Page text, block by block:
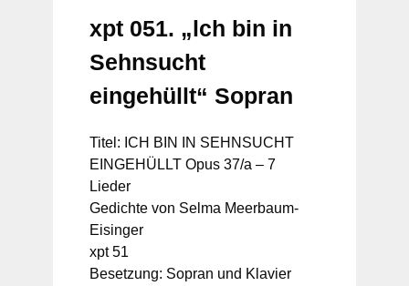
xpt 051. „lch bin in
Sehnsucht
eingehüllt“ Sopran
Titel: ICH BIN IN SEHNSUCHT
EINGEHÜLLT Opus 37/a – 7
Lieder
Gedichte von Selma Meerbaum-
Eisinger
xpt 51
Besetzung: Sopran und Klavier